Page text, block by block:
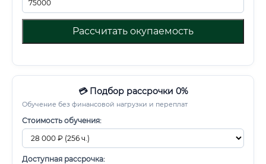
Рассчитать окупаемость
💳 Подбор рассрочки 0%
Обучение без финансовой нагрузки и переплат
Стоимость обучения:
Доступная рассрочка: